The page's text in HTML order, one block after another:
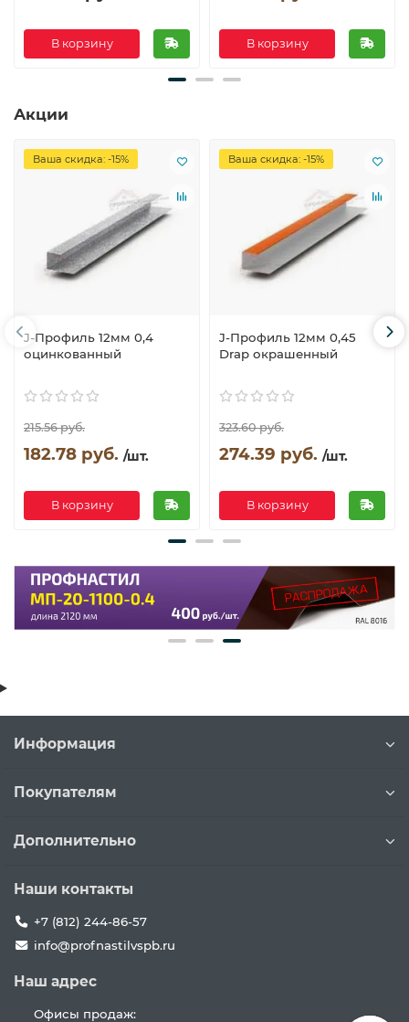
В корзину В корзину
Акции
Ваша скидка: -15%
J-Профиль 12мм 0,4
оцинкованный
215.56 руб.
182.78 руб. /шт.
В корзину
Ваша скидка: -15%
J-Профиль 12мм 0,45
Drap окрашенный
323.60 руб.
274.39 руб. /шт.
В корзину
Информация
Покупателям
Дополнительно
Наши контакты
+7 (812) 244-86-57
info@profnastilvspb.ru
Наш адрес
Офисы продаж: